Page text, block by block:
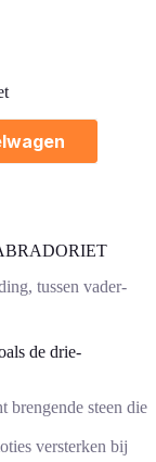
tussen vader-
de drie-
brengende steen die
versterken bij